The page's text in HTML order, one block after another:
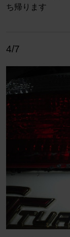
ち帰ります
4/7